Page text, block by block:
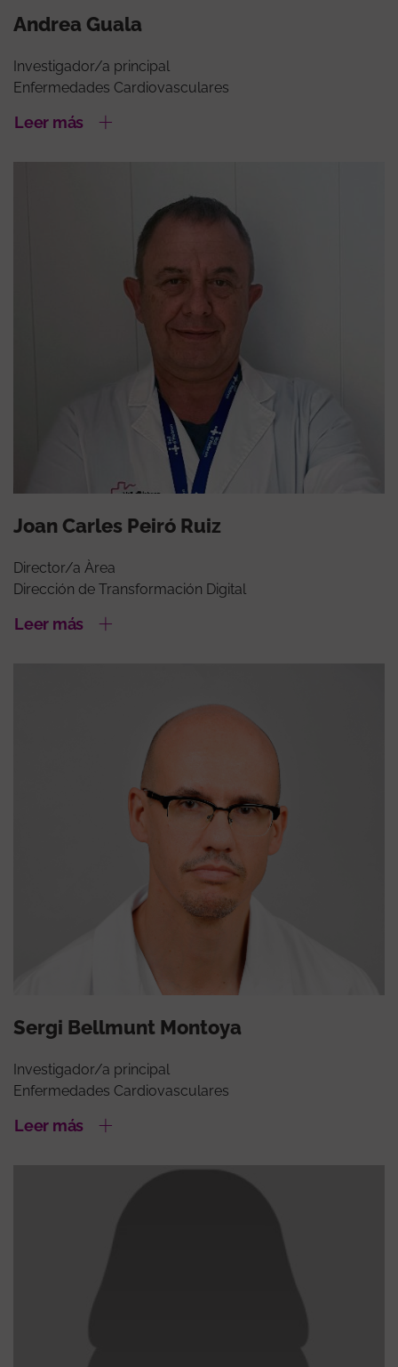
Andrea Guala
Investigador/a principal
Enfermedades Cardiovasculares
Leer más
Joan Carles Peiró Ruiz
Director/a Àrea
Dirección de Transformación Digital
Leer más
Sergi Bellmunt Montoya
Investigador/a principal
Enfermedades Cardiovasculares
Leer más